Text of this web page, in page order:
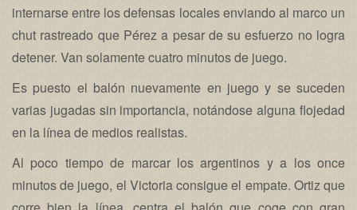
internarse entre los defensas locales enviando al marco un
chut rastreado que Pérez a pesar de su esfuerzo no logra
detener. Van solamente cuatro minutos de juego.
Es puesto el balón nuevamente en juego y se suceden
varias jugadas sin importancia, notándose alguna flojedad
en la línea de medios realistas.
Al poco tiempo de marcar los argentinos y a los once
minutos de juego, el Victoria consigue el empate. Ortiz que